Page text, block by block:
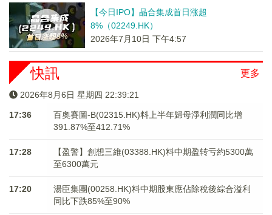
【今日IPO】晶合集成首日涨超
8%（02249.HK）
2026年7月10日 下午4:57
更多
快訊
2026年8月6日 星期四 22:39:22
17:36
百奧賽圖-B(02315.HK)料上半年歸母淨利潤同比增
391.87%至412.71%
17:28
【盈警】創想三維(03388.HK)料中期盈转亏約5300萬
至6300萬元
17:20
湯臣集團(00258.HK)料中期股東應佔除稅後綜合溢利
同比下跌85%至90%